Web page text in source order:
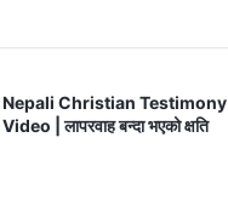
Nepali Christian Testimony
Video | लापरवाह बन्दा भएको क्षति